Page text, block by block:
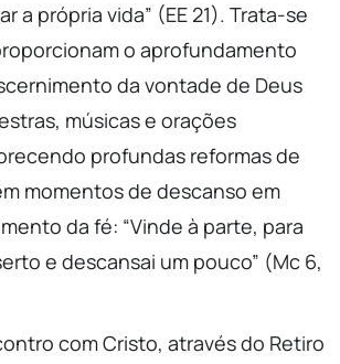
a própria vida” (EE 21). Trata-se
o aprofundamento
da vontade de Deus
músicas e orações
profundas reformas de
momentos de descanso em
da fé: “Vinde à parte, para
e descansai um pouco” (Mc 6,
com Cristo, através do Retiro